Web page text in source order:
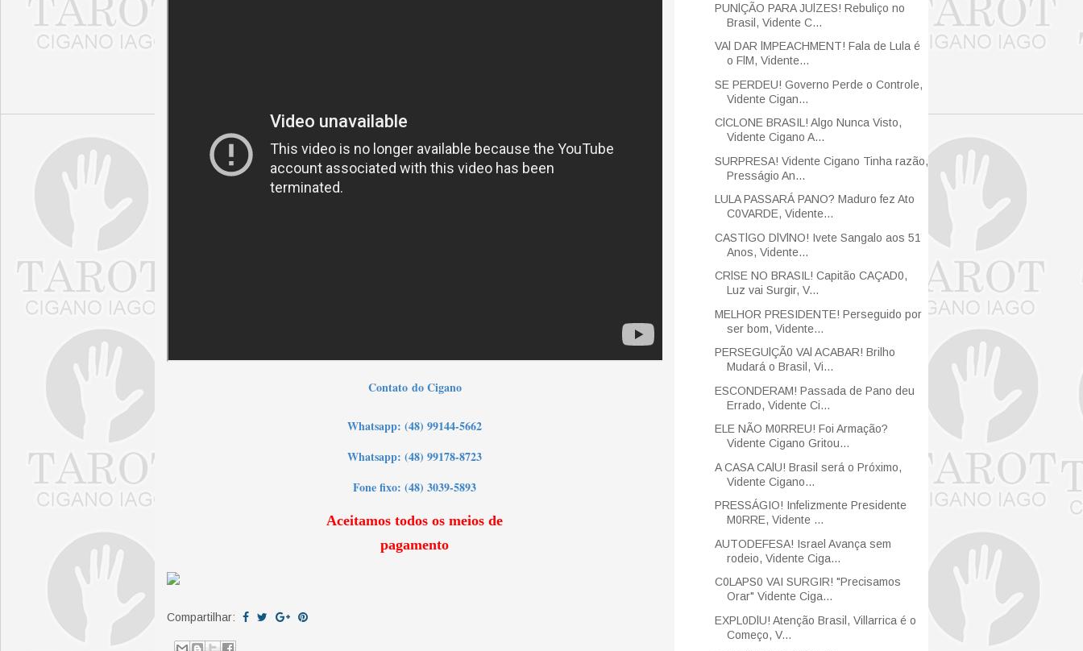
Contato do Cigano
Whatsapp: (48) 99144-5662
Whatsapp: (48) 99178-8723
Fone fixo: (48) 3039-5893
Aceitamos todos os meios de
pagamento
Compartilhar:
PUNlÇÃO PARA JUlZES! Rebuliço no
Brasil, Vidente C...
VAl DAR lMPEACHMENT! Fala de Lula é
o FlM, Vidente...
SE PERDEU! Governo Perde o Controle,
Vidente Cigan...
ClCLONE BRASIL! Algo Nunca Visto,
Vidente Cigano A...
SURPRESA! Vidente Cigano Tinha razão,
Presságio An...
LULA PASSARÁ PANO? Maduro fez Ato
C0VARDE, Vidente...
CASTlGO DlVlNO! Ivete Sangalo aos 51
Anos, Vidente...
CRlSE NO BRASIL! Capitão CAÇAD0,
Luz vai Surgir, V...
MELHOR PRESIDENTE! Perseguido por
ser bom, Vidente...
PERSEGUlÇÃ0 VAl ACABAR! Brilho
Mudará o Brasil, Vi...
ESCONDERAM! Passada de Pano deu
Errado, Vidente Ci...
ELE NÃO M0RREU! Foi Armação?
Vidente Cigano Gritou...
A CASA CAlU! Brasil será o Próximo,
Vidente Cigano...
PRESSÁGIO! Infelizmente Presidente
M0RRE, Vidente ...
AUTODEFESA! Israel Avança sem
rodeio, Vidente Ciga...
C0LAPS0 VAI SURGIR! "Precisamos
Orar" Vidente Ciga...
EXPL0DlU! Atenção Brasil, Villarrica é o
Começo, V...